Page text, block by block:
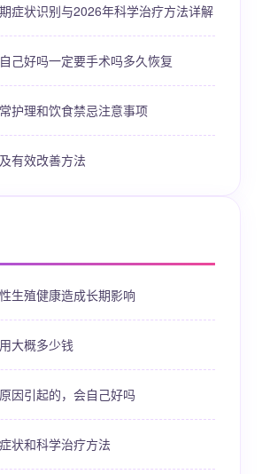
症状识别与2026年科学治疗方法详解
己好吗一定要手术吗多久恢复
护理和饮食禁忌注意事项
有效改善方法
生殖健康造成长期影响
大概多少钱
因引起的，会自己好吗
状和科学治疗方法